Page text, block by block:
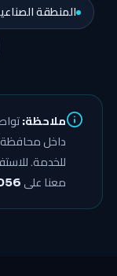
المنطقة
ملاحظة:
داخل محافظة
للخدمة.
معنا على 696 9696